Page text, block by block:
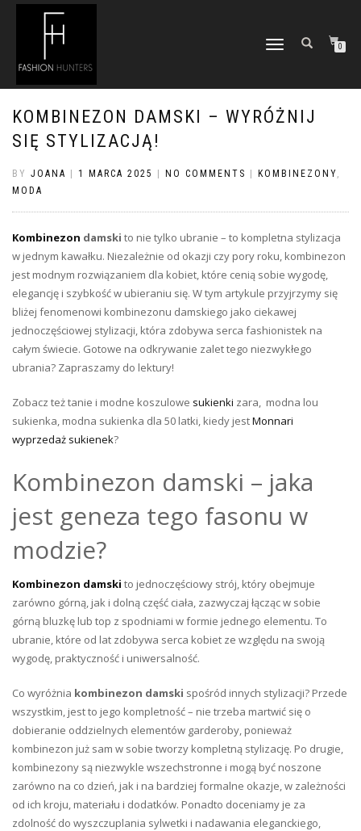
TOGGLE
0
KOMBINEZON DAMSKI – WYRÓŻNIJ
SIĘ STYLIZACJĄ!
BY JOANA 1 MARCA 2025 NO COMMENTS KOMBINEZONY,
MODA
Kombinezon damski to nie tylko ubranie – to kompletna stylizacja
w jednym kawałku. Niezależnie od okazji czy pory roku, kombinezon
jest modnym rozwiązaniem dla kobiet, które cenią sobie wygodę,
elegancję i szybkość w ubieraniu się. W tym artykule przyjrzymy się
bliżej fenomenowi kombinezonu damskiego jako ciekawej
jednoczęściowej stylizacji, która zdobywa serca fashionistek na
całym świecie. Gotowe na odkrywanie zalet tego niezwykłego
ubrania? Zapraszamy do lektury!
Zobacz też tanie i modne koszulowe sukienki zara, modna lou
sukienka, modna sukienka dla 50 latki, kiedy jestMonnari
wyprzedaż sukienek?
Kombinezon damski – jaka
jest geneza tego fasonu w
modzie?
Kombinezon damski to jednoczęściowy strój, który obejmuje
zarówno górną, jak i dolną część ciała, zazwyczaj łącząc w sobie
górną bluzkę lub top z spodniami w formie jednego elementu. To
ubranie, które od lat zdobywa serca kobiet ze względu na swoją
wygodę, praktyczność i uniwersalność.
Co wyróżnia kombinezon damski spośród innych stylizacji? Przede
wszystkim, jest to jego kompletność – nie trzeba martwić się o
dobieranie oddzielnych elementów garderoby, ponieważ
kombinezon już sam w sobie tworzy kompletną stylizację. Po drugie,
kombinezony są niezwykle wszechstronne i mogą być noszone
zarówno na co dzień, jak i na bardziej formalne okazje, w zależności
od ich kroju, materiału i dodatków. Ponadto doceniamy je za
zdolność do wyszczuplania sylwetki i nadawania eleganckiego,